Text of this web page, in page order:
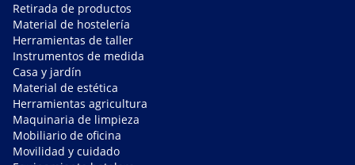
Retirada de productos
Material de hostelería
Herramientas de taller
Instrumentos de medida
Casa y jardín
Material de estética
Herramientas agricultura
Maquinaria de limpieza
Mobiliario de oficina
Movilidad y cuidado